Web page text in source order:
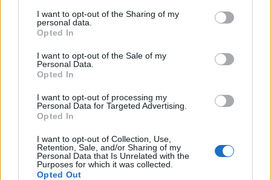
not limited to your visit or usage behaviour. You may click to
grant or deny consent to Google and its third-party tags to
use your data for below specified purposes in below Google
consent section.
I want to opt-out of the Sharing of my
personal data.
Opted In
I want to opt-out of the Sale of my
Personal Data.
Opted In
I want to opt-out of processing my
Personal Data for Targeted Advertising.
Opted In
I want to opt-out of Collection, Use,
Retention, Sale, and/or Sharing of my
Personal Data that Is Unrelated with the
Purposes for which it was collected.
Opted Out
termeléssel tehermentesíti a
villamosenergia-rendszert a STRABAG
HIRDETÉS